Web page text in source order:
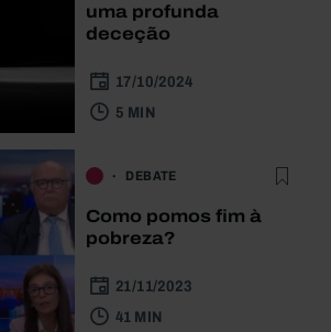
uma profunda
deceção
17/10/2024
5 MIN
DEBATE
Como pomos fim à
pobreza?
21/11/2023
41 MIN